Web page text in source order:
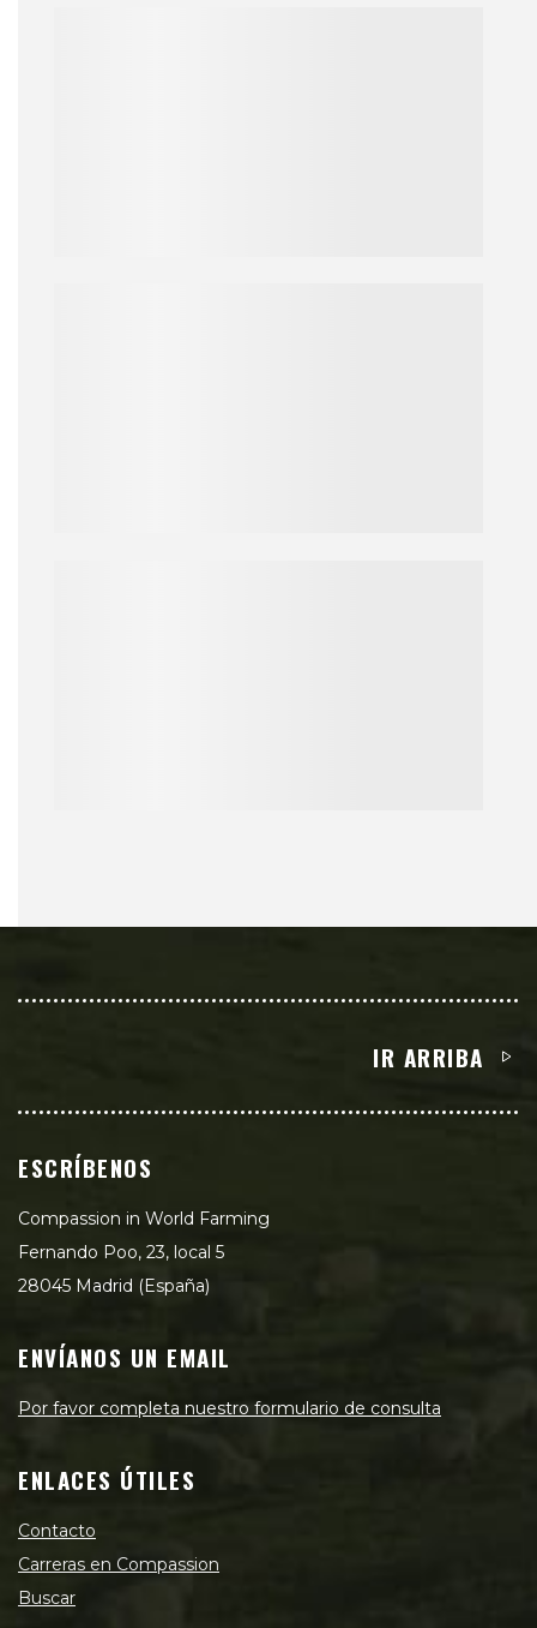
IR ARRIBA
ESCRÍBENOS
Compassion in World Farming
Fernando Poo, 23, local 5
28045 Madrid (España)
ENVÍANOS UN EMAIL
Por favor completa nuestro formulario de consulta
ENLACES ÚTILES
Contacto
Carreras en Compassion
Buscar